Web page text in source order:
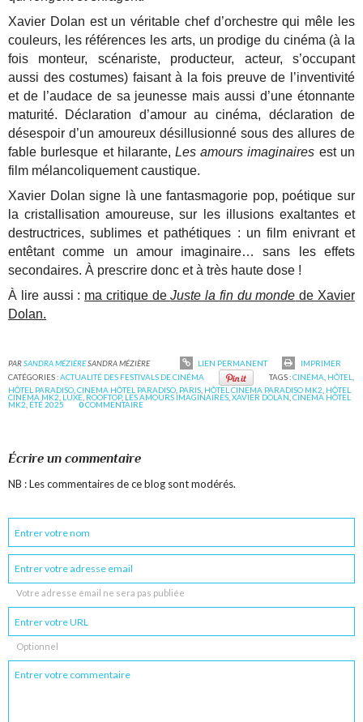
Xavier Dolan est un véritable chef d’orchestre qui mêle les
couleurs, les références les arts, un prodige du cinéma (à la
fois monteur, scénariste, producteur, acteur, s’occupant
aussi des costumes) faisant à la fois preuve de l’inventivité
et de l’audace de sa jeunesse mais aussi d’une étonnante
maturité. Déclaration d’amour au cinéma, déclaration de
désespoir d’un amoureux désillusionné sous des allures de
fable burlesque et hilarante, Les amours imaginaires est un
film mélancoliquement caustique.
Xavier Dolan signe là une fantasmagorie pop, poétique sur
la cristallisation amoureuse, sur les illusions exaltantes et
destructrices, sublimes et pathétiques : un film enivrant et
entêtant comme un amour imaginaire… sans les effets
secondaires. À prescrire donc et à très haute dose !
À lire aussi : ma critique deJuste la fin du monde de Xavier
Dolan.
PARSANDRA MÉZIÈRESANDRA MÉZIÈRE LIEN PERMANENT
IMPRIMER
CATÉGORIES :ACTUALITÉ DES FESTIVALS DE CINÉMA TAGS :CINÉMA HÔTEL
HÔTEL PARADISO ,CINEMA HÔTEL PARADISO PARIS HÔTEL CINEMA PARADISO MK2 HÔTEL
CINEMA MK2 LUXE ROOFTOP, LES AMOURS IMAGINAIRES ,XAVIER DOLAN ,CINEMA HÔTEL
MK2 ÉTÉ 2025 0COMMENTAIRE
Écrire un commentaire
NB : Les commentaires de ce blog sont modérés.
Votre adresse email ne sera pas publiée
Optionnel